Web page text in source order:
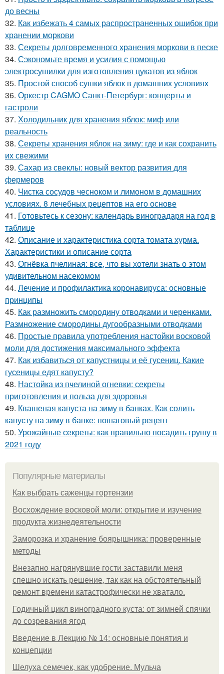
до весны
32. Как избежать 4 самых распространенных ошибок при
хранении моркови
33. Секреты долговременного хранения моркови в песке
34. Сэкономьте время и усилия с помощью
электросушилки для изготовления цукатов из яблок
35. Простой способ сушки яблок в домашних условиях
36. Оркестр CAGMO Санкт-Петербург: концерты и
гастроли
37. Холодильник для хранения яблок: миф или
реальность
38. Секреты хранения яблок на зиму: где и как сохранить
их свежими
39. Сахар из свеклы: новый вектор развития для
фермеров
40. Чистка сосудов чесноком и лимоном в домашних
условиях. 8 лечебных рецептов на его основе
41. Готовьтесь к сезону: календарь виноградаря на год в
таблице
42. Описание и характеристика сорта томата хурма.
Характеристики и описание сорта
43. Огнёвка пчелиная: все, что вы хотели знать о этом
удивительном насекомом
44. Лечение и профилактика коронавируса: основные
принципы
45. Как размножить смородину отводками и черенками.
Размножение смородины дугообразными отводками
46. Простые правила употребления настойки восковой
моли для достижения максимального эффекта
47. Как избавиться от капустницы и её гусениц. Какие
гусеницы едят капусту?
48. Настойка из пчелиной огневки: секреты
приготовления и польза для здоровья
49. Квашеная капуста на зиму в банках. Как солить
капусту на зиму в банке: пошаговый рецепт
50. Урожайные секреты: как правильно посадить грушу в
2021 году
Популярные материалы
Как выбрать саженцы гортензии
Восхождение восковой моли: открытие и изучение
продукта жизнедеятельности
Заморозка и хранение боярышника: проверенные
методы
Внезапно нагрянувшие гости заставили меня
спешно искать решение, так как на обстоятельный
ремонт времени катастрофически не хватало.
Годичный цикл виноградного куста: от зимней спячки
до созревания ягод
Введение в Лекцию № 14: основные понятия и
концепции
Шелуха семечек, как удобрение. Мульча